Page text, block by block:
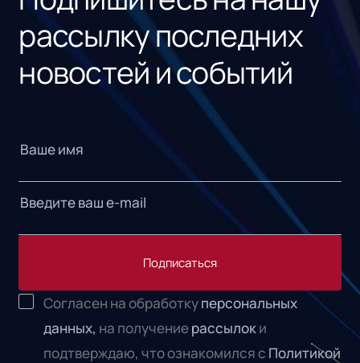
рассылку последних
новостей и событий
Подписаться
Согласен на обработкуперсональных
данных, на получениерассылоки
подтверждаю, что ознакомился с Политикой